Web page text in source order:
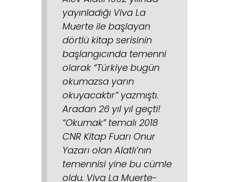
yayınladığı Viva La
Muerte ile başlayan
dörtlü kitap serisinin
başlangıcında temenni
olarak “Türkiye bugün
okumazsa yarın
okuyacaktır” yazmıştı.
Aradan 26 yıl yıl geçti!
“Okumak” temalı 2018
CNR Kitap Fuarı Onur
Yazarı olan Alatlı’nın
temennisi yine bu cümle
oldu. Viva La Muerte-